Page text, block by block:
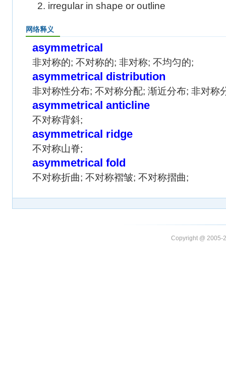
2. irregular in shape or outline
网络释义
asymmetrical
非对称的; 不对称的; 非对称; 不均匀的;
asymmetrical distribution
非对称性分布; 不对称分配; 渐近分布; 非对称
asymmetrical anticline
不对称背斜;
asymmetrical ridge
不对称山脊;
asymmetrical fold
不对称折曲; 不对称褶皱; 不对称摺曲;
Copyright @